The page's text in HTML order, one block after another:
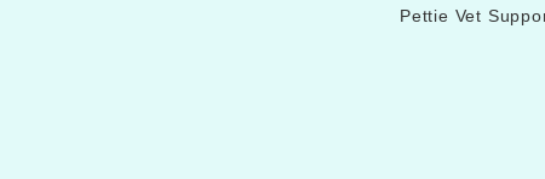
Pettie Vet